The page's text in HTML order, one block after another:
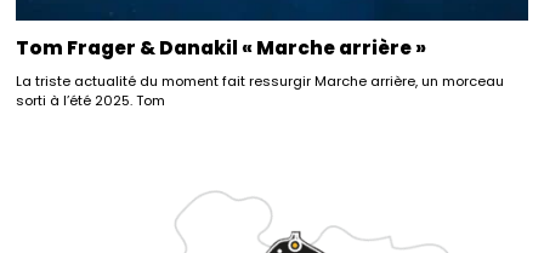
Tom Frager & Danakil « Marche arrière »
La triste actualité du moment fait ressurgir Marche arrière, un morceau
sorti à l’été 2025. Tom